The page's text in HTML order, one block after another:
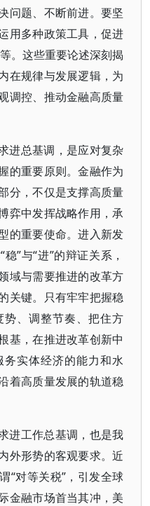
问题、不断前进。要坚
用多种政策工具，促进
。这些重要论述深刻揭
在规律与发展逻辑，为
调控、推动金融高质量
进总基调，是应对复杂
的重要原则。金融作为
分，不仅是支撑高质量
弈中发挥战略作用，承
的重要使命。进入新发
”与“进”的辩证关系，
域与需要推进的改革方
关键。只有牢牢把握稳
、调整节奏、把住方
基，在推进改革创新中
实体经济的能力和水
着高质量发展的轨道稳
进工作总基调，也是我
外形势的客观要求。近
“对等关税”，引发全球
金融市场首当其冲，美